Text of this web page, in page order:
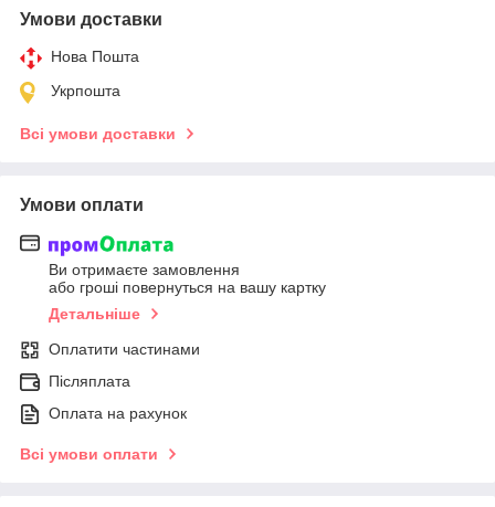
Умови доставки
Нова Пошта
Укрпошта
Всі умови доставки
Умови оплати
Ви отримаєте замовлення
або гроші повернуться на вашу картку
Детальніше
Оплатити частинами
Післяплата
Оплата на рахунок
Всі умови оплати